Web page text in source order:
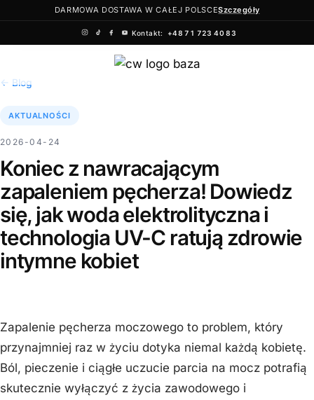
do
DARMOWA DOSTAWA W CAŁEJ POLSCESzczegóły
Kontakt: +48 71 723 40 83
← Blog
AKTUALNOŚCI
2026-04-24
Koniec z nawracającym
zapaleniem pęcherza! Dowiedz
się, jak woda elektrolityczna i
technologia UV-C ratują zdrowie
intymne kobiet
Zapalenie pęcherza moczowego to problem, który
przynajmniej raz w życiu dotyka niemal każdą kobietę.
Ból, pieczenie i ciągłe uczucie parcia na mocz potrafią
skutecznie wyłączyć z życia zawodowego i